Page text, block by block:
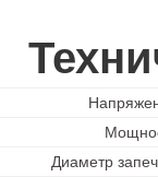
Диаметр